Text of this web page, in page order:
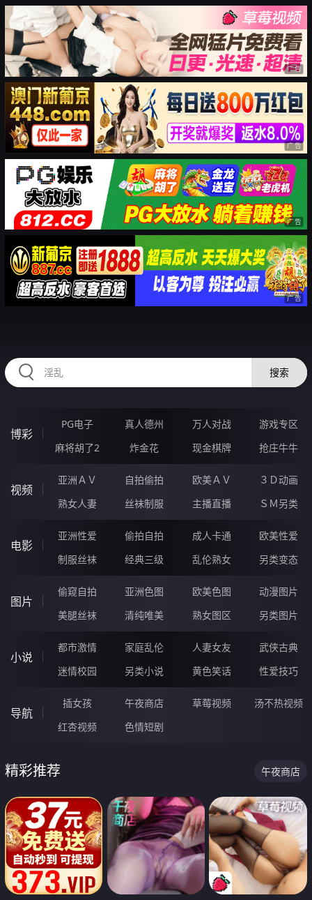
广告
广告
广告
广告
搜索
博彩
PG电子 真人德州 万人对战
游戏专区
麻将胡了2
炸金花 现金棋牌 抢庄牛牛
视频
亚洲ＡＶ 自拍偷拍 欧美ＡＶ
３Ｄ动画
熟女人妻
丝袜制服 主播直播 ＳＭ另类
电影
亚洲性爱 偷拍自拍 成人卡通
欧美性爱
制服丝袜
经典三级 乱伦熟女 另类变态
图片
偷窥自拍 亚洲色图 欧美色图
动漫图片
美腿丝袜
清纯唯美 熟女图区 另类图片
小说
都市激情 家庭乱伦 人妻女友
武侠古典
迷情校园
另类小说 黄色笑话 性爱技巧
导航
插女孩 午夜商店 草莓视频
汤不热视频
红杏视频
色情短剧
精彩推荐 午夜商店